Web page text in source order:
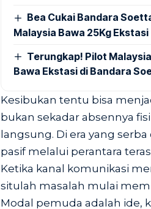
Bea Cukai Bandara
Malaysia Bawa 25Kg Ekstasi
Terungkap! Pilot
Bawa Ekstasi di Bandara
Kesibukan tentu bisa
bukan sekadar absennya
langsung. Di era yang
pasif melalui perantara
Ketika kanal komunikasi
situlah masalah mulai
Modal pemuda adalah ide,